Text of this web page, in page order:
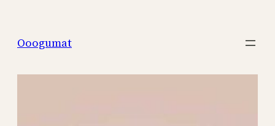
содержимому
Ooogumat